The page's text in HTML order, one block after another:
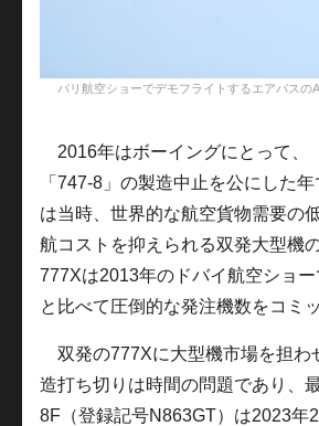
パリ航空ショーでデモフライトするエアバス
2016年はボーイングにとって、
「747-8」の製造中止を公にした
は当時、世界的な航空貨物需要の
航コストを抑えられる双発大型機
777Xは2013年のドバイ航空ショ
と比べて圧倒的な発注機数をコミ
双発の777Xに大型機市場を担わ
造打ち切りは時間の問題であり、
8F（登録記号N863GT）は2023年